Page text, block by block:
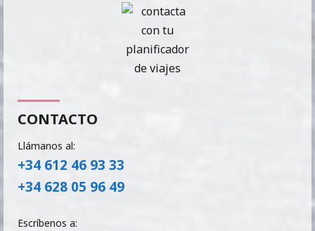
CONTACTO
Llámanos al:
+34 612 46 93 33
+34 628 05 96 49
Escríbenos a: